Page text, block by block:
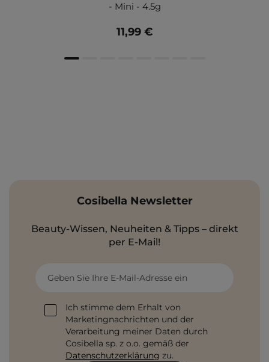
- Mini - 4.5g
11,99 €
Cosibella Newsletter
Beauty-Wissen, Neuheiten & Tipps – direkt
per E-Mail!
Geben Sie Ihre E-Mail-Adresse ein
Ich stimme dem Erhalt von
Marketingnachrichten und der
Verarbeitung meiner Daten durch
Cosibella sp. z o.o. gemäß der
Datenschutzerklärung zu.